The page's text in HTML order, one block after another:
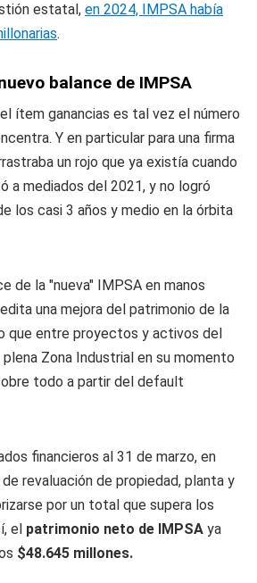
estatal, en 2024, IMPSA había
.
balance de IMPSA
ítem ganancias es tal vez el número
Y en particular para una firma
un rojo que ya existía cuando
a mediados del 2021, y no logró
los casi 3 años y medio en la órbita
de la "nueva" IMPSA en manos
una mejora del patrimonio de la
que entre proyectos y activos del
Zona Industrial en su momento
todo a partir del default
financieros al 31 de marzo, en
revaluación de propiedad, planta y
por un total que supera los
el patrimonio neto de IMPSA ya
$48.645 millones.